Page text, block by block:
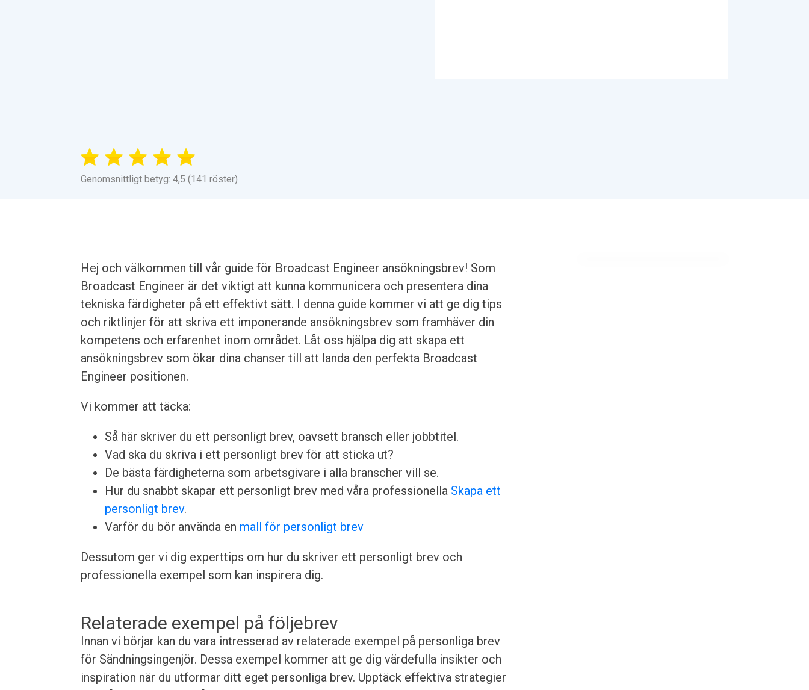
Genomsnittligt betyg: 4,5 (141 röster)
Hej och välkommen till vår guide för Broadcast Engineer ansökningsbrev! Som
Broadcast Engineer är det viktigt att kunna kommunicera och presentera dina
tekniska färdigheter på ett effektivt sätt. I denna guide kommer vi att ge dig tips
och riktlinjer för att skriva ett imponerande ansökningsbrev som framhäver din
kompetens och erfarenhet inom området. Låt oss hjälpa dig att skapa ett
ansökningsbrev som ökar dina chanser till att landa den perfekta Broadcast
Engineer positionen.
Vi kommer att täcka:
Så här skriver du ett personligt brev, oavsett bransch eller jobbtitel.
Vad ska du skriva i ett personligt brev för att sticka ut?
De bästa färdigheterna som arbetsgivare i alla branscher vill se.
Hur du snabbt skapar ett personligt brev med våra professionella Skapa ett
personligt brev.
Varför du bör använda en mall för personligt brev
Dessutom ger vi dig experttips om hur du skriver ett personligt brev och
professionella exempel som kan inspirera dig.
Relaterade exempel på följebrev
Innan vi börjar kan du vara intresserad av relaterade exempel på personliga brev
för Sändningsingenjör. Dessa exempel kommer att ge dig värdefulla insikter och
inspiration när du utformar ditt eget personliga brev. Upptäck effektiva strategier